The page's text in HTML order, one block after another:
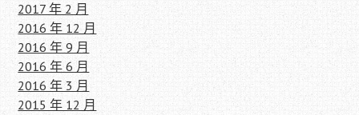
2017 年 2 月
2016 年 12 月
2016 年 9 月
2016 年 6 月
2016 年 3 月
2015 年 12 月